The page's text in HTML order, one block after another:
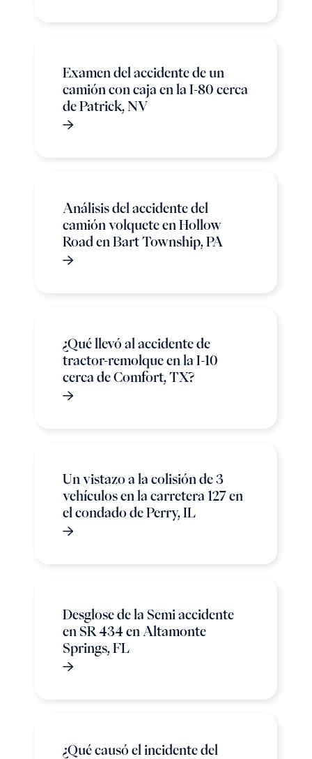
Examen del accidente de un
camión con caja en la I-80 cerca
de Patrick, NV
Análisis del accidente del
camión volquete en Hollow
Road en Bart Township, PA
¿Qué llevó al accidente de
tractor-remolque en la I-10
cerca de Comfort, TX?
Un vistazo a la colisión de 3
vehículos en la carretera 127 en
el condado de Perry, IL
Desglose de la Semi accidente
en SR 434 en Altamonte
Springs, FL
¿Qué causó el incidente del